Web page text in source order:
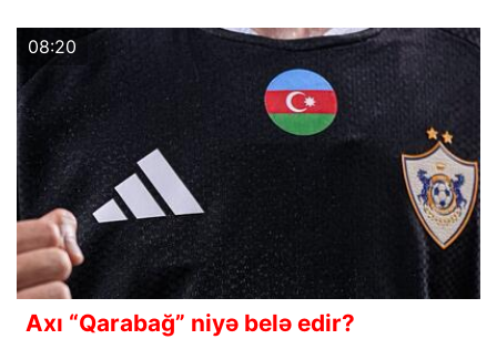
08:20
Axı “Qarabağ” niyə belə edir?